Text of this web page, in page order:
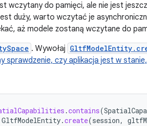
wczytany do pamięci, ale nie jest
duży, warto wczytać je
aż modele zostaną wczytane do
. Wywołaj
sprawdzenie, czy aplikacja jest w
.contains(
GltfModelEntity.create(session,